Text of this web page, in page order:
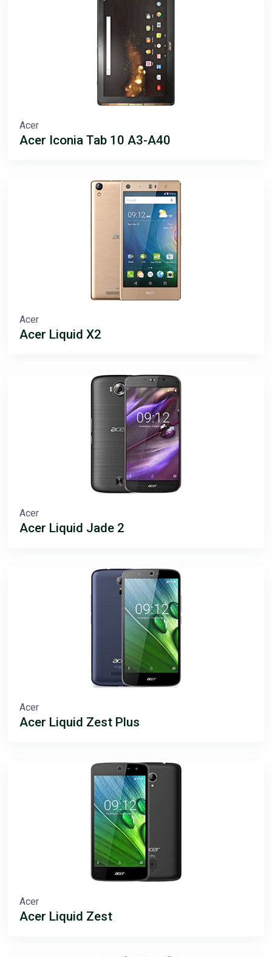
Acer
Acer Iconia Tab 10 A3-A40
Acer
Acer Liquid X2
Acer
Acer Liquid Jade 2
Acer
Acer Liquid Zest Plus
Acer
Acer Liquid Zest